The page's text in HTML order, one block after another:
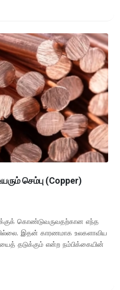
செம்பு (Copper)
கொண்டுவருவதற்கான எந்த
இதன் காரணமாக உலகளாவிய
தடுக்கும் என்ற நம்பிக்கையின்